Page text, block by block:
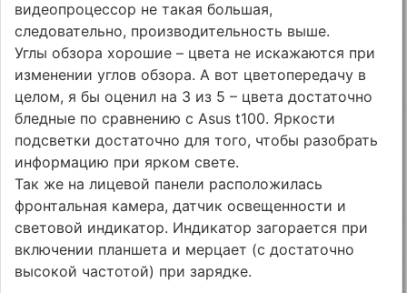
видеопроцессор не такая большая,
следовательно, производительность выше.
Углы обзора хорошие – цвета не искажаются при
изменении углов обзора. А вот цветопередачу в
целом, я бы оценил на 3 из 5 – цвета достаточно
бледные по сравнению с Asus t100. Яркости
подсветки достаточно для того, чтобы разобрать
информацию при ярком свете.
Так же на лицевой панели расположилась
фронтальная камера, датчик освещенности и
световой индикатор. Индикатор загорается при
включении планшета и мерцает (с достаточно
высокой частотой) при зарядке.